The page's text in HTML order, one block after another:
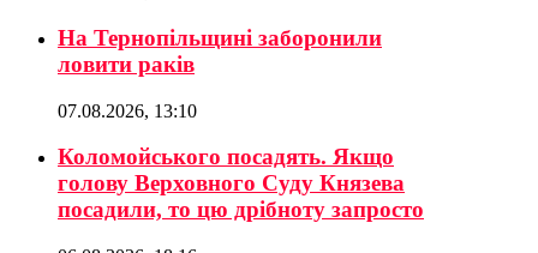
На Тернопільщині заборонили
ловити раків
07.08.2026, 13:10
Коломойського посадять. Якщо
голову Верховного Суду Князева
посадили, то цю дрібноту запросто